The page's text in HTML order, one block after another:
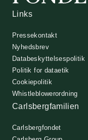
Links
Pressekontakt
Nyhedsbrev
Databeskyttelsespolitik
Politik for dataetik
Cookiepolitik
Whistleblowerordning
Carlsbergfamilien
Carlsbergfondet